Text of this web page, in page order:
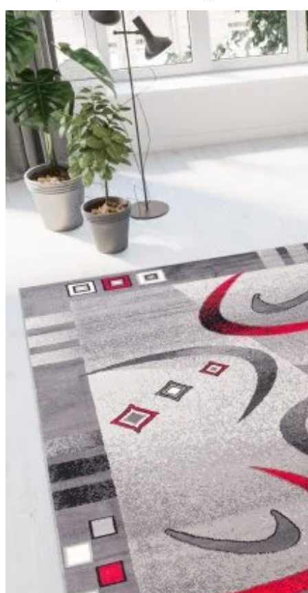
Les cookies non classés sont des cookies qui sont en